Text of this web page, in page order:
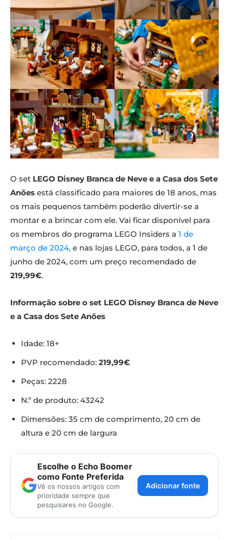
O set LEGO Disney Branca de Neve e a Casa dos Sete
Anões está classificado para maiores de 18 anos, mas
os mais pequenos também poderão divertir-se a
montar e a brincar com ele. Vai ficar disponível para
os membros do programa LEGO Insiders a 1 de
março de 2024, e nas lojas LEGO, para todos, a 1 de
junho de 2024, com um preço recomendado de
219,99€.
Informação sobre o set LEGO Disney Branca de Neve
e a Casa dos Sete Anões
Idade: 18+
PVP recomendado: 219,99€
Peças: 2228
N.º de produto: 43242
Dimensões: 35 cm de comprimento, 20 cm de
altura e 20 cm de largura
Escolhe o Echo Boomer
como Fonte Preferida
Vê os nossos artigos com
prioridade sempre que
pesquisares no Google.
Adicionar fonte